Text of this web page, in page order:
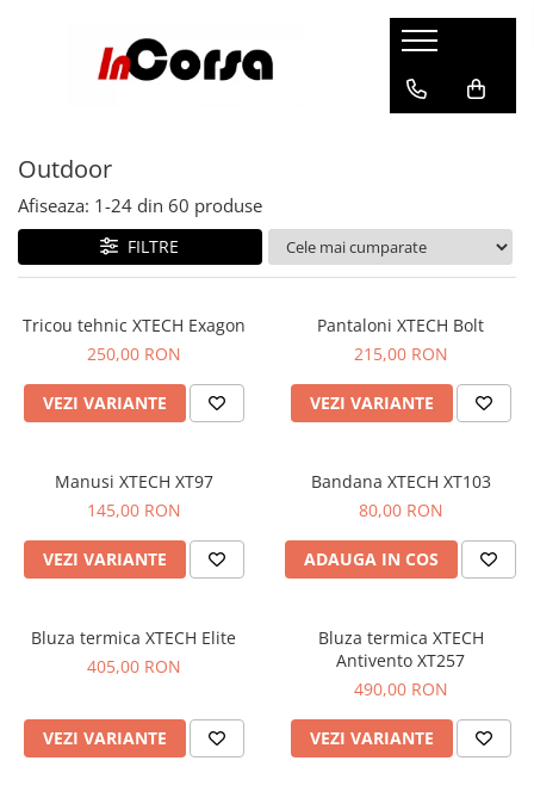
Echipamente Moto
Casti
Geci si Jachete
Pantaloni
Imbracaminte Functionala
Manusi
Accesorii
Protectii
Femei
Geci si Jachete
Pantaloni
Imbracaminte Functionala
Ghete si Cizme
Accesorii
Cadouri
Accesorii Moto
CARDO SYSTEMS
Utile
Antifurt
Genti moto
Rezervor
Impermeabile
Piese fixare
Accesorii
Placi fixare
Chei si butuci
Suporturi telefon
Huse Moto
Deflectoare
Parbriz universal
Echipamente Sportive
Barbati
Femei
Copii
Ciclism si Alergare
Barbati
Outdoor
Barbati
Copii
Snowboard/Ski
Geci si imbracaminte termica
Casti Snowboard/Ski
Streetwear
Sosete
Manusi
Accesorii
Geci
Femei
Manusi
Accesorii
Incaltaminte
Imbracaminte
Copii
Cadouri
Incorsa
Despre noi
Livrare
Retur
Outdoor
Afiseaza: 1-24 din 60 produse
FILTRE
Tricou tehnic XTECH Exagon
250,00 RON
VEZI VARIANTE
Pantaloni XTECH Bolt
215,00 RON
VEZI VARIANTE
Manusi XTECH XT97
145,00 RON
VEZI VARIANTE
Bandana XTECH XT103
80,00 RON
ADAUGA IN COS
Bluza termica XTECH Elite
405,00 RON
VEZI VARIANTE
Bluza termica XTECH
Antivento XT257
490,00 RON
VEZI VARIANTE